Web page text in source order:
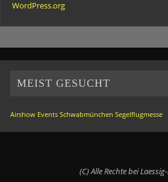
WordPress.org
MEIST GESUCHT
Airshow Events Schwabmünchen Segelflugmesse
(C) Alle Rechte bei